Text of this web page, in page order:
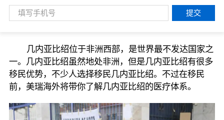
提交
几内亚比绍位于非洲西部，是世界最不发达国家之
一。几内亚比绍虽然地处非洲，但是几内亚比绍有很多
移民优势，不少人选择移民几内亚比绍。不过在移民
前，美瑞海外将带你了解几内亚比绍的医疗体系。